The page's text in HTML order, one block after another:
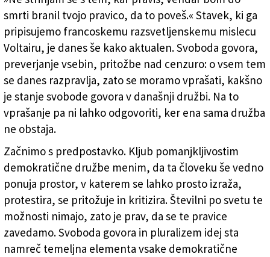
Založnik
Zadruga PD
Naročnine
smrti branil tvojo pravico, da to poveš.« Stavek, ki ga
pripisujemo francoskemu razsvetljenskemu mislecu
Voltairu, je danes še kako aktualen. Svoboda govora,
preverjanje vsebin, pritožbe nad cenzuro: o vsem tem
se danes razpravlja, zato se moramo vprašati, kakšno
je stanje svobode govora v današnji družbi. Na to
vprašanje pa ni lahko odgovoriti, ker ena sama družba
ne obstaja.
Začnimo s predpostavko. Kljub pomanjkljivostim
demokratične družbe menim, da ta človeku še vedno
ponuja prostor, v katerem se lahko prosto izraža,
protestira, se pritožuje in kritizira. Številni po svetu te
možnosti nimajo, zato je prav, da se te pravice
zavedamo. Svoboda govora in pluralizem idej sta
namreč temeljna elementa vsake demokratične